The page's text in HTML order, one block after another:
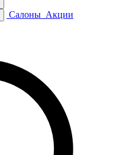
Салоны Акции